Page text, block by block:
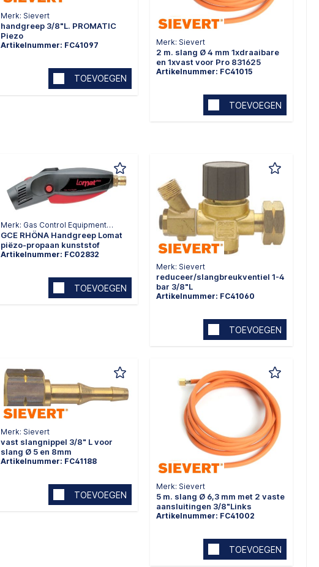
Merk: Sievert
handgreep 3/8"L. PROMATIC
Piezo
Artikelnummer: FC41097
TOEVOEGEN
Merk: Sievert
2 m. slang Ø 4 mm 1xdraaibare
en 1xvast voor Pro 831625
Artikelnummer: FC41015
TOEVOEGEN
Merk: Gas Control Equipment
RHÖNA
GCE RHÖNA Handgreep Lomat
piëzo-propaan kunststof
Artikelnummer: FC02832
TOEVOEGEN
Merk: Sievert
reduceer/slangbreukventiel 1-4
bar 3/8"L
Artikelnummer: FC41060
TOEVOEGEN
Merk: Sievert
vast slangnippel 3/8" L voor
slang Ø 5 en 8mm
Artikelnummer: FC41188
TOEVOEGEN
Merk: Sievert
5 m. slang Ø 6,3 mm met 2 vaste
aansluitingen 3/8"Links
Artikelnummer: FC41002
TOEVOEGEN